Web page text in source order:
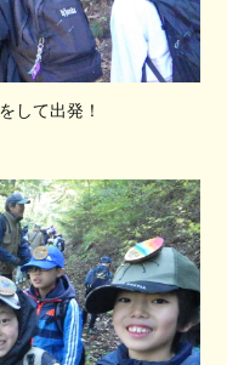
して出発！